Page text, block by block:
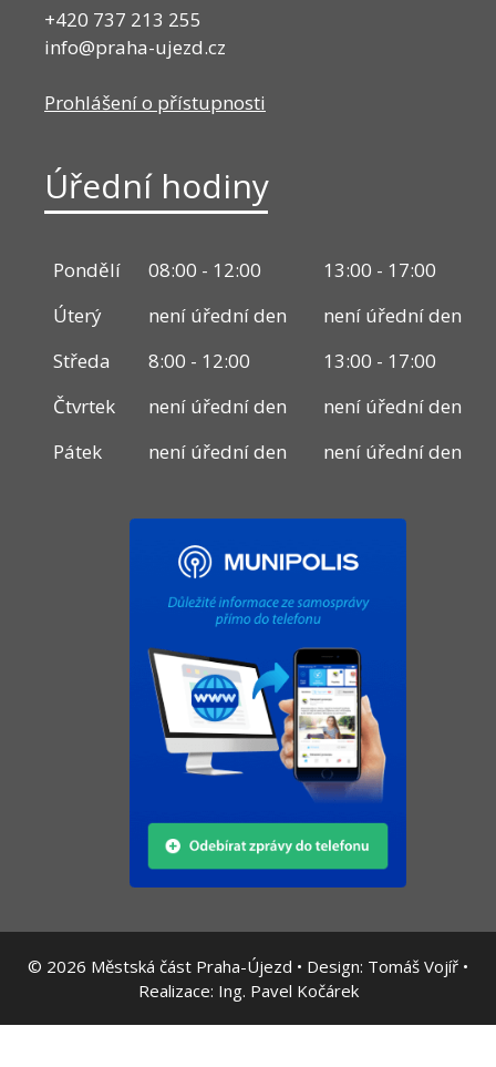
+420 737 213 255
info@praha-ujezd.cz
Prohlášení o přístupnosti
Úřední hodiny
Pondělí 08:00 - 12:00
13:00 - 17:00
Úterý
není úřední den
není úřední den
Středa
8:00 - 12:00
13:00 - 17:00
Čtvrtek
není úřední den
není úřední den
Pátek
není úřední den není úřední den
© 2026 Městská část Praha-Újezd • Design: Tomáš Vojíř •
Realizace: Ing. Pavel Kočárek